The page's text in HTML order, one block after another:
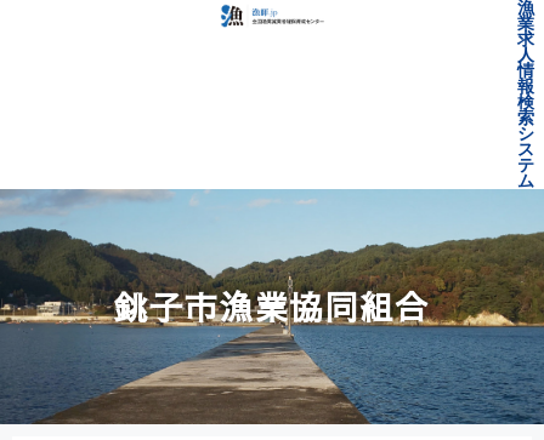
漁
業
求
人
情
報
検
索
シ
ス
テ
ム
銚子市漁業協同組合